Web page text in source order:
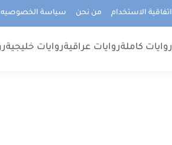
اتفاقية الاستخدام من نحن سياسة الخصوصيه
روايات كاملةروايات عراقيةروايات خليجية